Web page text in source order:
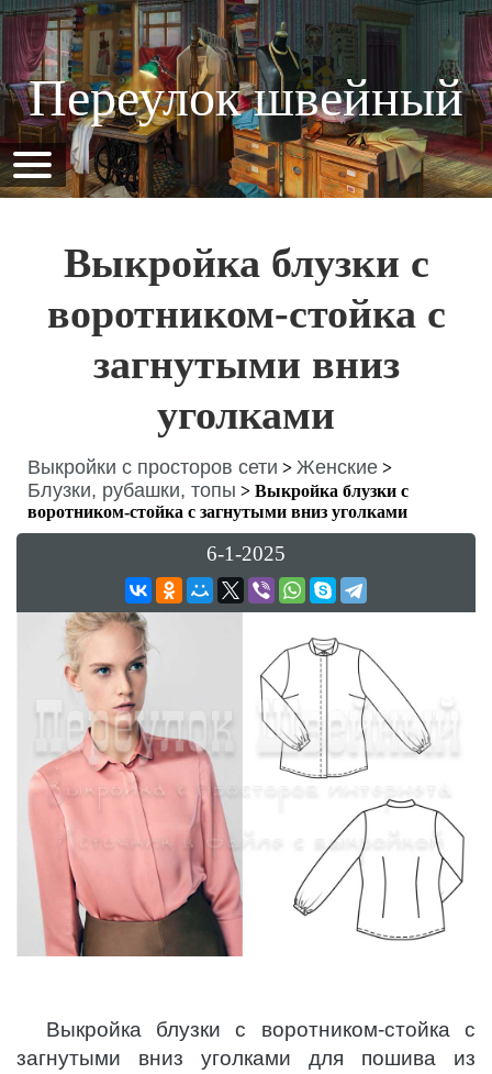
Переулок швейный
Выкройка блузки с
воротником-стойка с
загнутыми вниз
уголками
Выкройки с просторов сети > Женские >
Блузки, рубашки, топы > Выкройка блузки с
воротником-стойка с загнутыми вниз уголками
6-1-2025
Выкройка блузки с воротником-стойка с
загнутыми вниз уголками для пошива из